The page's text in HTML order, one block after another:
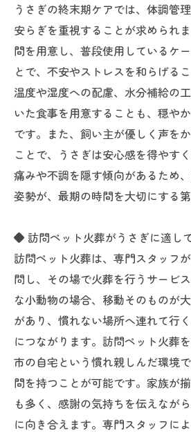
うさぎの終末期ケアでは、体調管
安らぎを重視することが求められ
間を用意し、普段使用しているケ
とで、不安やストレスを和らげる
温度や湿度への配慮、水分補給の
いた食事を用意することも、穏や
です。また、飼い主が優しく声を
ことで、うさぎは安心感を得やす
痛みや不調を隠す傾向があるため
姿勢が、最期の時間を大切にする
◆ 訪問ペット火葬がうさぎに適し
訪問ペット火葬は、専門スタッフ
問し、その場で火葬を行うサービ
な小動物の場合、移動そのものが
があり、慣れない場所へ連れて行
につながります。訪問ペット火葬
市の自宅という慣れ親しんだ環境
間を持つことが可能です。家族が
も多く、感謝の気持ちを伝えなが
に向き合えます。専門スタッフに